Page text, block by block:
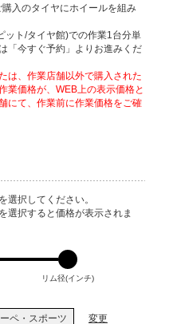
入のタイヤにホイールを組み
ット/タイヤ館)での作業1台分単
「今すぐ予約」よりお進みくだ
は、作業店舗以外で購入された
業価格が、WEB上の表示価格と
にて、作業前に作業価格をご確
選択してください。
選択すると価格が表示されま
リム径(インチ)
ペ・スポーツ 変更